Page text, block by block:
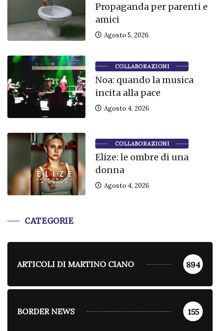
Propaganda per parenti e
amici
Agosto 5, 2026
COLLABORAZIONI
Noa: quando la musica
incita alla pace
Agosto 4, 2026
COLLABORAZIONI
Elize: le ombre di una
donna
Agosto 4, 2026
CATEGORIE
ARTICOLI DI MARTINO CIANO 894
BORDER NEWS 155